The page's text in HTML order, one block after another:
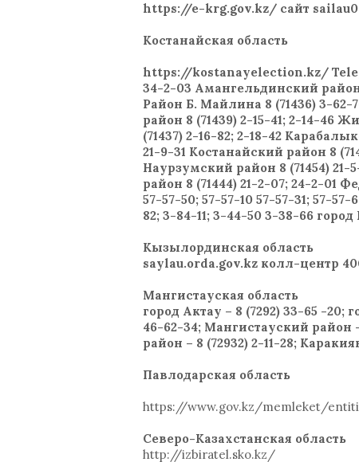
https://e-krg.gov.kz/ сайт
Костанайская область
https://kostanayelection.kz/
34-2-03 Амангельдинский район
Район Б. Майлина 8 (71436) 3-62-
район 8 (71439) 2-15-41; 2-14-46
(71437) 2-16-82; 2-18-42
21-9-31 Костанайский район 8
Наурзумский район 8 (71454) 21-
район 8 (71444) 21-2-07; 24-2-01
57-57-50; 57-57-10 57-57-31; 57-
82; 3-84-11; 3-44-50 3-38-66 город
Кызылординская область
saylau.orda.gov.kz колл-центр
Мангистауская область
город Актау – 8 (7292) 33-65 -20;
46-62-34; Мангистауский район
район – 8 (72932) 2-11-28;
Павлодарская область
https://www.gov.kz/memleket/
Северо-Казахстанская область
http://izbiratel.sko.kz/